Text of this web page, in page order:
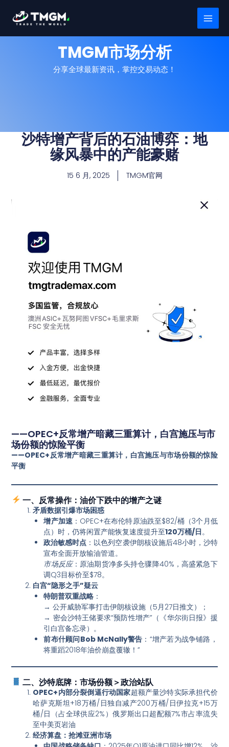
TMGM市场分析
分享全球最新资讯，掌控交易动态！
沙特增产背后的石油博弈：地
缘风暴中的产能豪赌
15 6 月, 2025 TMGM官网
——OPEC+反常增产暗藏三重算计，白宫施压与市
场份额的惊险平衡
——OPEC+反常增产暗藏三重算计，白宫施压与市场份额的惊险
平衡
一、反常操作：油价下跌中的增产之谜
矛盾数据引爆市场困惑
增产加速：OPEC+在布伦特原油跌至$82/桶（3个月低
点）时，仍将闲置产能恢复速度提升至120万桶/日。
政治敏感时点 ：以色列空袭伊朗核设施后48小时，沙特
宣布全面开放输油管道。
市场反应：原油期货净多头持仓骤降40%，高盛紧急下
调Q3目标价至$78。
白宫“隐形之手”疑云
特朗普双重战略 ：
→ 公开威胁军事打击伊朗核设施（5月27日推文）；
→ 密会沙特王储要求“预防性增产”（《华尔街日报》援
引白宫备忘录）。
前布什顾问Bob McNally警告 ：“增产若为战争铺路，
将重蹈2018年油价崩盘覆辙！”
二、沙特底牌：市场份额＞政治站队
OPEC+内部分裂倒逼行动国家超额产量沙特实际承担代价
哈萨克斯坦+18万桶/日独自减产200万桶/日伊拉克+15万
桶/日（占全球供应2%）俄罗斯出口超配额7%市占率流失
至中美页岩油
经济算盘：抢滩亚洲市场